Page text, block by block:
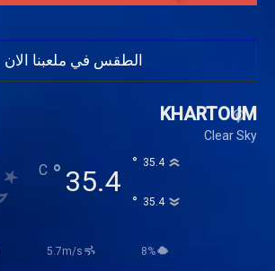
الطقس في ملعبنا الان
KHARTOUM
Clear Sky
35.4
°
C 35.4
°
35.4
°
5.7m/s 8%